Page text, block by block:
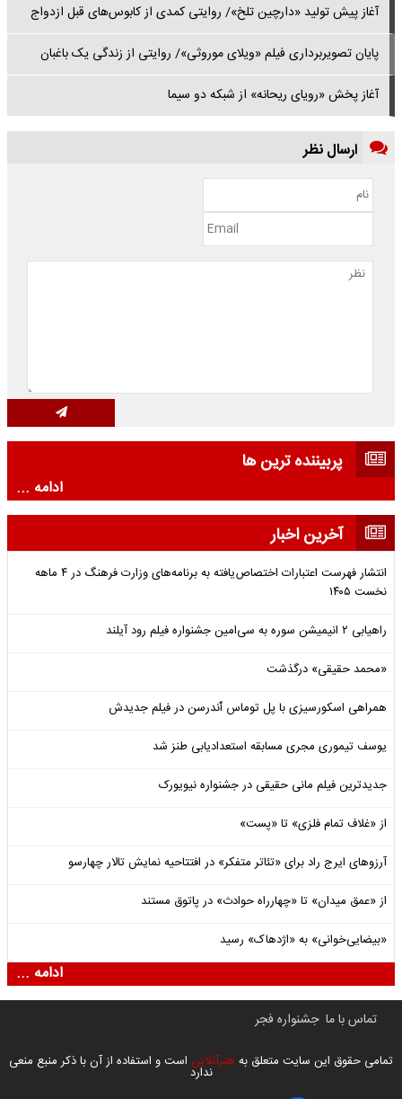
آغاز پیش تولید «دارچین تلخ»/ روایتی کمدی از کابوس‌های قبل ازدواج
پایان تصویربرداری فیلم «ویلای موروثی»/ روایتی از زندگی یک باغبان
آغاز پخش «رویای ریحانه» از شبکه دو سیما
ارسال نظر
پربیننده ترین ها
ادامه ...
آخرین اخبار
انتشار فهرست اعتبارات اختصاص‌یافته به برنامه‌های وزارت فرهنگ در ۴ ماهه
نخست ۱۴۰۵
راهیابی ۲ انیمیشن سوره به سی‌امین جشنواره فیلم رود آیلند
«محمد حقیقی» درگذشت
همراهی اسکورسیزی با پل توماس ٱندرسن در فیلم جدیدش
یوسف تیموری مجری مسابقه استعدادیابی طنز شد
جدیدترین فیلم مانی حقیقی در جشنواره نیویورک
از «غلاف تمام فلزی» تا «پست»
آرزوهای ایرج راد برای «تئاتر متفکر» در افتتاحیه نمایش تالار چهارسو
از «عمق میدان» تا «چهارراه حوادث» در پاتوق مستند
«بیضایی‌خوانی» به «اژدهاک» رسید
ادامه ...
تماس با ما جشنواره فجر
تمامی حقوق این سایت متعلق به هنرآنلاین است و استفاده از آن با ذکر منبع منعی
ندارد